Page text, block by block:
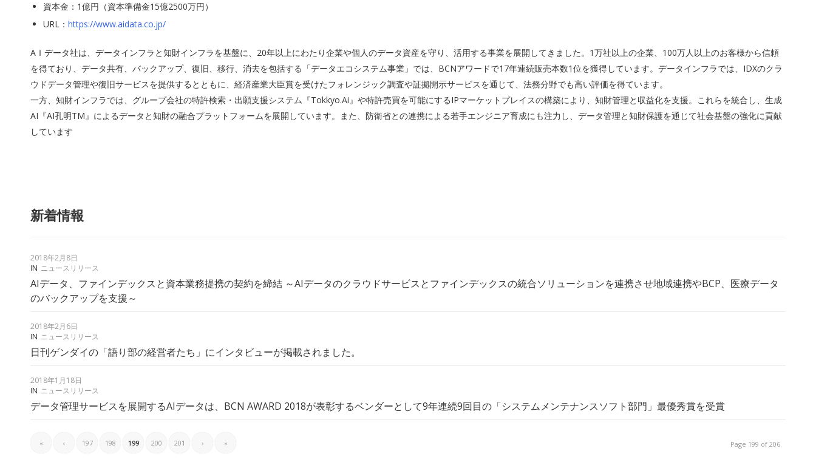
資本金：1億円（資本準備金15億2500万円）
URL： https://www.aidata.co.jp/
AＩデータ社は、データインフラと知財インフラを基盤に、20年以上にわたり企業や個人のデータ資産を守り、活用する事業を展開してきました。1万社以上の企業、100万人以上のお客様から信頼
を得ており、データ共有、バックアップ、復旧、移行、消去を包括する「データエコシステム事業」では、BCNアワードで17年連続販売本数1位を獲得しています。データインフラでは、IDXのクラ
ウドデータ管理や復旧サービスを提供するとともに、経済産業大臣賞を受けたフォレンジック調査や証拠開示サービスを通じて、法務分野でも高い評価を得ています。
一方、知財インフラでは、グループ会社の特許検索・出願支援システム『Tokkyo.Ai』や特許売買を可能にするIPマーケットプレイスの構築により、知財管理と収益化を支援。これらを統合し、生成
AI『AI孔明TM』によるデータと知財の融合プラットフォームを展開しています。また、防衛省との連携による若手エンジニア育成にも注力し、データ管理と知財保護を通じて社会基盤の強化に貢献
しています
新着情報
2018年2月8日
IN ニュースリリース
AIデータ、ファインデックスと資本業務提携の契約を締結 ～AIデータのクラウドサービスとファインデックスの統合ソリューションを連携させ地域連携やBCP、医療データ
のバックアップを支援～
2018年2月6日
IN ニュースリリース
日刊ゲンダイの「語り部の経営者たち」にインタビューが掲載されました。
2018年1月18日
IN ニュースリリース
データ管理サービスを展開するAIデータは、BCN AWARD 2018が表彰するベンダーとして9年連続9回目の「システムメンテナンスソフト部門」最優秀賞を受賞
Page 199 of 206
« ‹ 197 198 199 200 201 › »